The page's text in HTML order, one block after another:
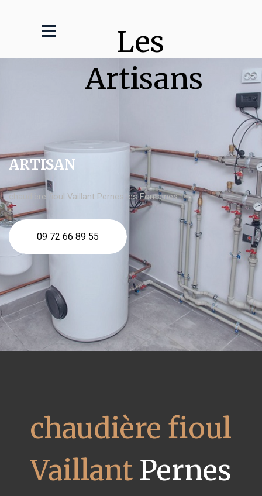
Les
Artisans
ARTISAN
chaudière fioul Vaillant Pernes les Fontaines
09 72 66 89 55
chaudière fioul
VaillantPernes